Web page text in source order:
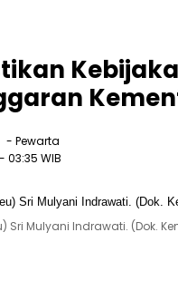
- Pewarta
- 03:35 WIB
Sri Mulyani Indrawati. (Dok.